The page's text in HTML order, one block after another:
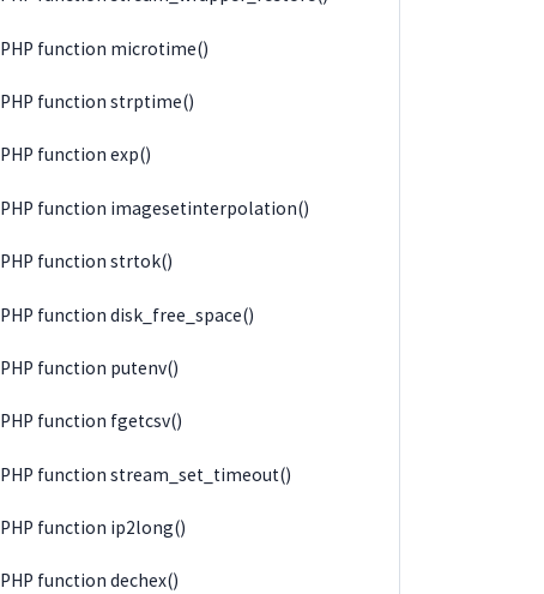
PHP function microtime()
PHP function strptime()
PHP function exp()
PHP function imagesetinterpolation()
PHP function strtok()
PHP function disk_free_space()
PHP function putenv()
PHP function fgetcsv()
PHP function stream_set_timeout()
PHP function ip2long()
PHP function dechex()